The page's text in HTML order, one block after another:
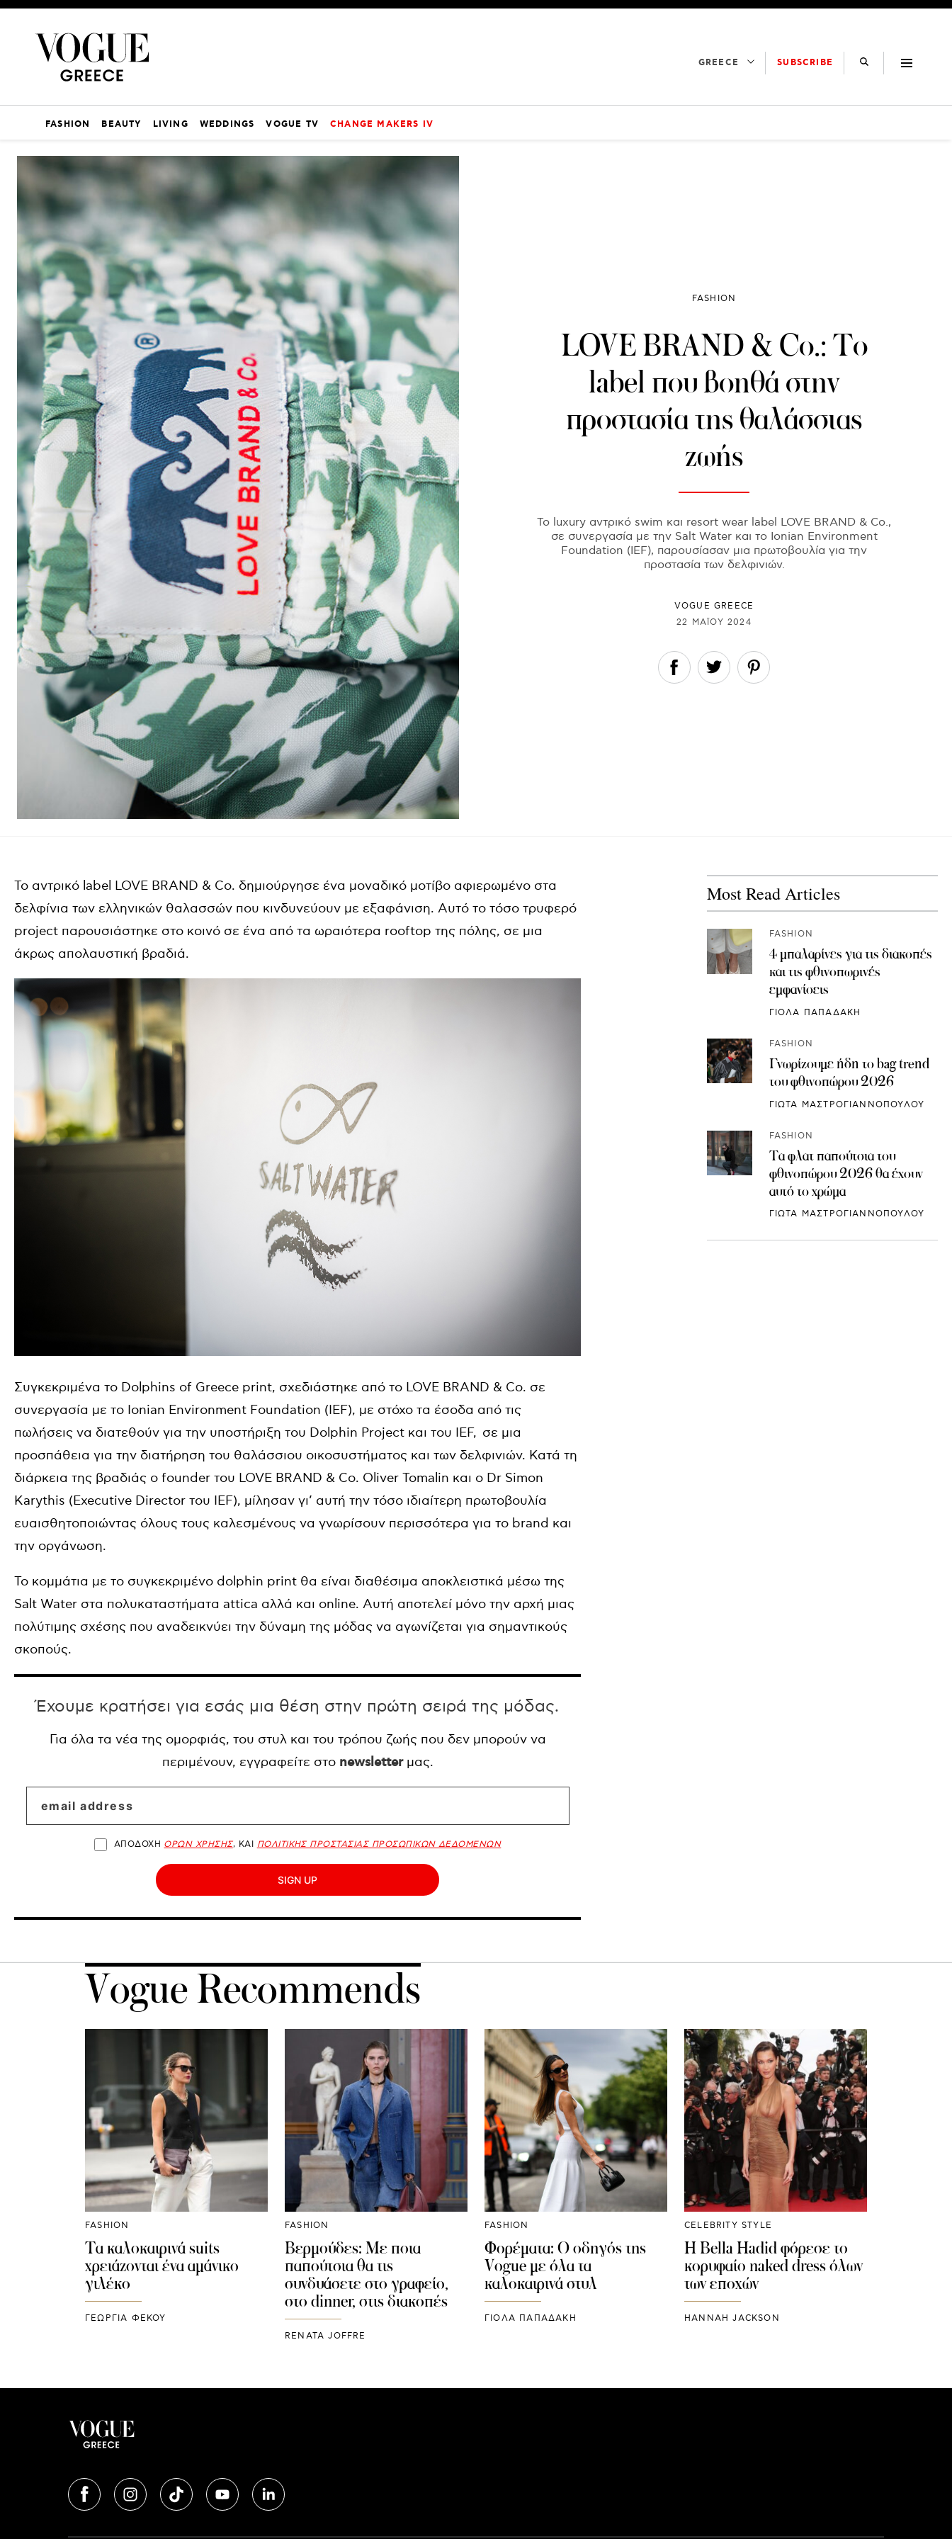
GREECE SUBSCRIBE
FASHION BEAUTY LIVING WEDDINGS VOGUE TV CHANGE MAKERS IV
FASHION
LOVE BRAND & Co.: Το
label που βοηθά στην
προστασία της θαλάσσιας
ζωής
Το luxury αντρικό swim και resort wear label LOVE BRAND & Co.,
σε συνεργασία με την Salt Water και το Ionian Environment
Foundation (IEF), παρουσίασαν μια πρωτοβουλία για την
προστασία των δελφινιών.
VOGUE GREECE
22 ΜΑΪ́ΟΥ 2024
Το αντρικό label LOVE BRAND & Co. δημιούργησε ένα μοναδικό μοτίβο αφιερωμένο στα
δελφίνια των ελληνικών θαλασσών που κινδυνεύουν με εξαφάνιση. Αυτό το τόσο τρυφερό
project παρουσιάστηκε στο κοινό σε ένα από τα ωραιότερα rooftop της πόλης, σε μια
άκρως απολαυστική βραδιά.
Συγκεκριμένα το Dolphins of Greece print, σχεδιάστηκε από το LOVE BRAND & Co. σε
συνεργασία με το Ionian Environment Foundation (IEF), με στόχο τα έσοδα από τις
πωλήσεις να διατεθούν για την υποστήριξη του Dolphin Project και του IEF, σε μια
προσπάθεια για την διατήρηση του θαλάσσιου οικοσυστήματος και των δελφινιών. Κατά τη
διάρκεια της βραδιάς ο founder του LOVE BRAND & Co. Oliver Tomalin και ο Dr Simon
Karythis (Executive Director του IEF), μίλησαν γι’ αυτή την τόσο ιδιαίτερη πρωτοβουλία
ευαισθητοποιώντας όλους τους καλεσμένους να γνωρίσουν περισσότερα για το brand και
την οργάνωση.
Το κομμάτια με το συγκεκριμένο dolphin print θα είναι διαθέσιμα αποκλειστικά μέσω της
Salt Water στα πολυκαταστήματα attica αλλά και online. Αυτή αποτελεί μόνο την αρχή μιας
πολύτιμης σχέσης που αναδεικνύει την δύναμη της μόδας να αγωνίζεται για σημαντικούς
σκοπούς.
Έχουμε κρατήσει για εσάς μια θέση στην πρώτη σειρά της μόδας.
Για όλα τα νέα της ομορφιάς, του στυλ και του τρόπου ζωής που δεν μπορούν να
περιμένουν, εγγραφείτε στο newsletterμας.
ΑΠΟΔΟΧΗ ΟΡΩΝ ΧΡΗΣΗΣ, ΚΑΙ ΠΟΛΙΤΙΚΗΣ ΠΡΟΣΤΑΣΙΑΣ ΠΡΟΣΩΠΙΚΩΝ ΔΕΔΟΜΕΝΩΝ
SIGN UP
Most Read Articles
FASHION
4 μπαλαρίνες για τις διακοπές
και τις φθινοπωρινές
εμφανίσεις
ΓΙΟΛΑ ΠΑΠΑΔΑΚΗ
FASHION
Γνωρίζουμε ήδη το bag trend
του φθινοπώρου 2026
ΓΙΩΤΑ ΜΑΣΤΡΟΓΙΑΝΝΟΠΟΥΛΟΥ
FASHION
Τα φλατ παπούτσια του
φθινοπώρου 2026 θα έχουν
αυτό το χρώμα
ΓΙΩΤΑ ΜΑΣΤΡΟΓΙΑΝΝΟΠΟΥΛΟΥ
Vogue Recommends
FASHION
Τα καλοκαιρινά suits
χρειάζονται ένα αμάνικο
γιλέκο
ΓΕΩΡΓΙΑ ΦΕΚΟΥ
FASHION
Βερμούδες: Με ποια
παπούτσια θα τις
συνδυάσετε στο γραφείο,
στο dinner, στις διακοπές
RENATA JOFFRE
FASHION
Φορέματα: Ο οδηγός της
Vogue με όλα τα
καλοκαιρινά στυλ
ΓΙΌΛΑ ΠΑΠΑΔΆΚΗ
CELEBRITY STYLE
Η Bella Hadid φόρεσε το
κορυφαίο naked dress όλων
των εποχών
HANNAH JACKSON